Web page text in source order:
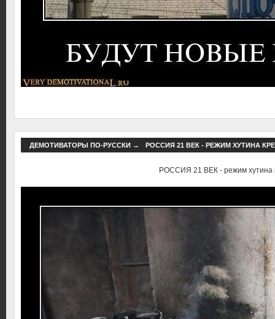
ДЕМОТИВАТОРЫ ПО-РУССКИ→ РОССИЯ 21 ВЕК - РЕЖИМ ХУТИНА
РОССИЯ 21 ВЕК - режим хутина